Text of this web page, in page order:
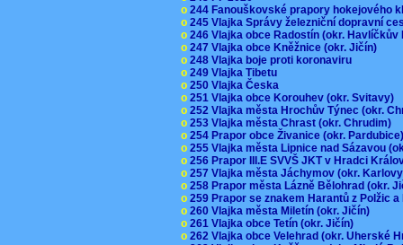
o 244 Fanouškovské prapory hokejového
o 245 Vlajka Správy železniční dopravní
o 246 Vlajka obce Radostín (okr.
o 247 Vlajka obce Kněžnice (okr. Jičín)
o 248 Vlajka boje proti koronaviru
o 249 Vlajka Tibetu
o 250 Vlajka Česka
o 251 Vlajka obce Korouhev (okr. Svitavy)
o 252 Vlajka města Hrochův Týnec (okr.
o 253 Vlajka města Chrast (okr. Chrudim)
o 254 Prapor obce Živanice (okr.
o 255 Vlajka města Lipnice nad Sázavou
o 256 Prapor III.E SVVŠ JKT v Hradci
o 257 Vlajka města Jáchymov (okr.
o 258 Prapor města Lázně Bělohrad (okr.
o 259 Prapor se znakem Harantů z Polžic
o 260 Vlajka města Miletín (okr. Jičín)
o 261 Vlajka obce Tetín (okr. Jičín)
o 262 Vlajka obce Velehrad (okr. Uherské